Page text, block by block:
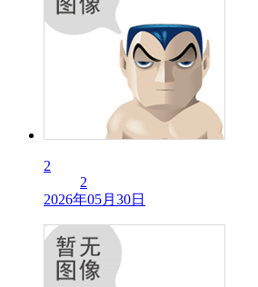
2
2
2026年05月30日